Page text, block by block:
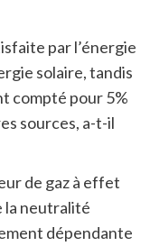
par l’énergie
solaire, tandis
compté pour 5%
sources, a-t-il
de gaz à effet
la neutralité
dépendante